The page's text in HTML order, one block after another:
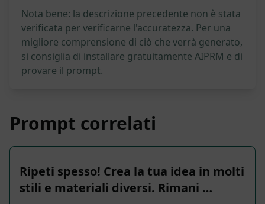
Nota bene: la descrizione precedente non è stata
verificata per verificarne l'accuratezza. Per una
migliore comprensione di ciò che verrà generato,
si consiglia di installare gratuitamente AIPRM e di
provare il prompt.
Prompt correlati
Ripeti spesso! Crea la tua idea in molti
stili e materiali diversi. Rimani …